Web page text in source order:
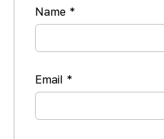
Name *
Email *